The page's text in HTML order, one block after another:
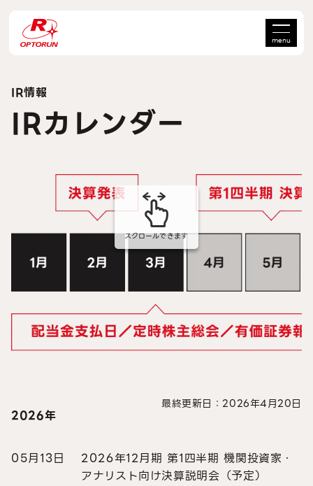
menu
IR情報
IRカレンダー
スクロールできます
最終更新日：2026年4月20日
2026年
05月13日
2026年12月期 第1四半期 機関投資家・
アナリスト向け決算説明会（予定）